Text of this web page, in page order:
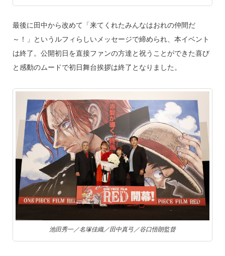
最後に田中から改めて「来てくれたみんなはおれの仲間だ
～！」というルフィらしいメッセージで締められ、本イベント
は終了。公開初日を直接ファンの方達と祝うことができた喜び
と感動のムードで初日舞台挨拶は終了となりました。
池田秀一／名塚佳織／田中真弓／谷口悟朗監督